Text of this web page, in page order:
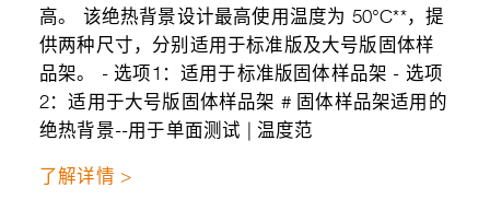
高。 该绝热背景设计最高使用温度为 50°C**，提
供两种尺寸，分别适用于标准版及大号版固体样
品架。 - 选项1：适用于标准版固体样品架 - 选项
2：适用于大号版固体样品架 # 固体样品架适用的
绝热背景--用于单面测试 | 温度范
了解详情 >